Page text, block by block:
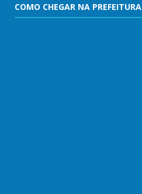
COMO CHEGAR NA PREFEITURA